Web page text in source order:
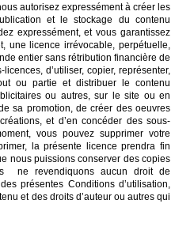
autorisez expressément à créer les
et le stockage du contenu
expressément, et vous garantissez
une licence irrévocable, perpétuelle,
entier sans rétribution financière de
d’utiliser, copier, représenter,
ou partie et distribuer le contenu
ou autres, sur le site ou en
sa promotion, de créer des oeuvres
et d’en concéder des sous-
vous pouvez supprimer votre
la présente licence prendra fin
nous puissions conserver des copies
ne revendiquons aucun droit de
présentes Conditions d’utilisation,
et des droits d’auteur ou autres qui